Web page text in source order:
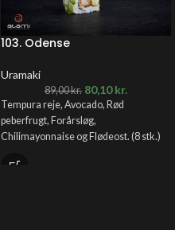
103. Odense
Uramaki
89,00kr. 80,10kr.
Tempura reje, Avocado, Rød
peberfrugt, Forårsløg,
Chilimayonnaise og Flødeost. (8 stk.)